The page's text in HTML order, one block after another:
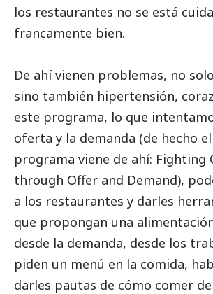
los restaurantes no se está
francamente bien.
De ahí vienen problemas, no
sino también hipertensión,
este programa, lo que
oferta y la demanda (de hecho
programa viene de ahí: Fighting
through Offer and Demand),
a los restaurantes y darles
que propongan una
desde la demanda, desde los
piden un menú en la comida,
darles pautas de cómo comer